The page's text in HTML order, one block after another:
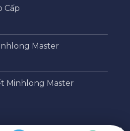
Cấp
Master
Minhlong Master
/mua quà gì tặng sếp nam